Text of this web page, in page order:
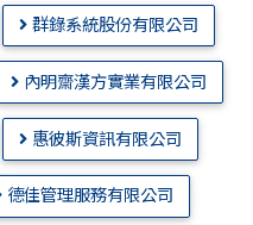
群錄系統股份有限公司
內明齋漢方實業有限公司
惠彼斯資訊有限公司
德佳管理服務有限公司